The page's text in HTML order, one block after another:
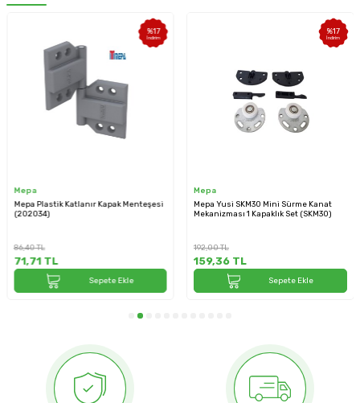
Katlanır Kapak Menteşesi
Sepete Ekle
Mepa Yusi SKM30 Mini Sürme Kanat
Mekanizması 1 Kapaklık Set (SKM30)
Sepete Ekle
Mepa
Hariçtir